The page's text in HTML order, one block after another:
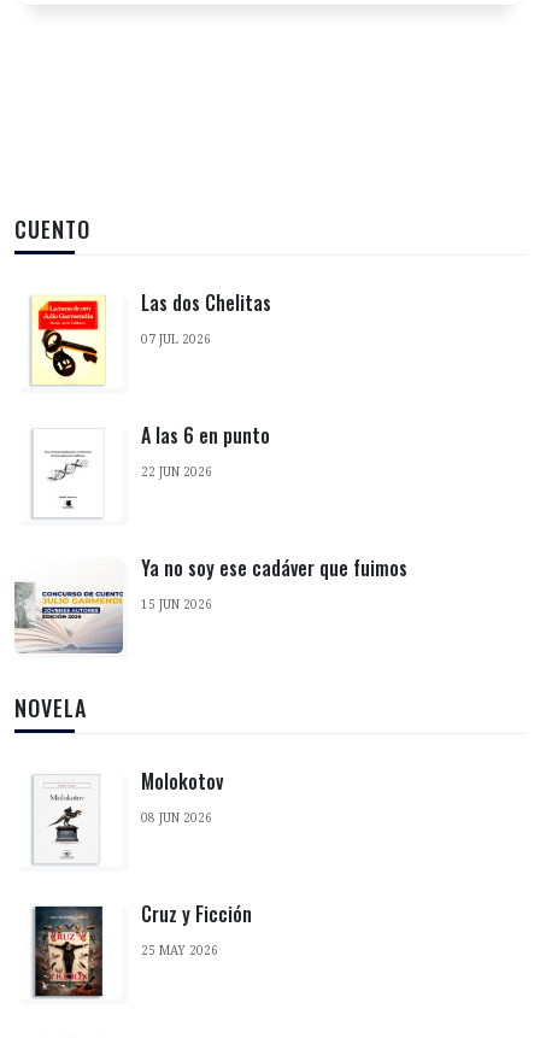
CUENTO
Las dos Chelitas
07 JUL 2026
A las 6 en punto
22 JUN 2026
Ya no soy ese cadáver que fuimos
15 JUN 2026
NOVELA
Molokotov
08 JUN 2026
Cruz y Ficción
25 MAY 2026